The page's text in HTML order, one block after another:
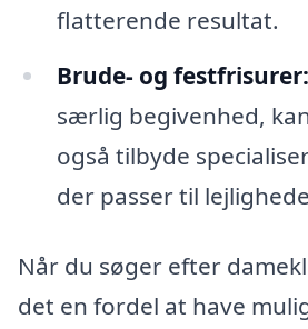
flatterende resultat.
Brude- og festfrisurer:
særlig begivenhed,
også tilbyde
der passer til
Når du søger efter
det en fordel at have